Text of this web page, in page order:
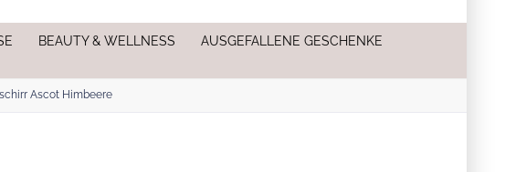
BEAUTY & WELLNESS AUSGEFALLENE GESCHENKE
Ascot Himbeere